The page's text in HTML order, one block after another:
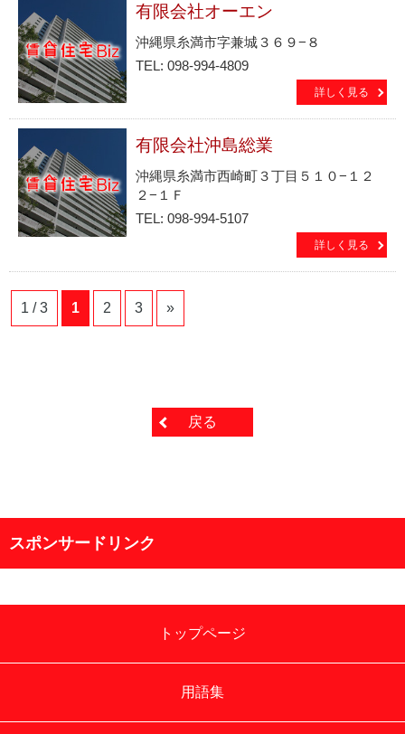
有限会社オーエン
沖縄県糸満市字兼城３６９−８
TEL: 098-994-4809
詳しく見る
有限会社沖島総業
沖縄県糸満市西崎町３丁目５１０−１２
２−１Ｆ
TEL: 098-994-5107
詳しく見る
1 / 3 1 2 3 »
戻る
スポンサードリンク
トップページ
用語集